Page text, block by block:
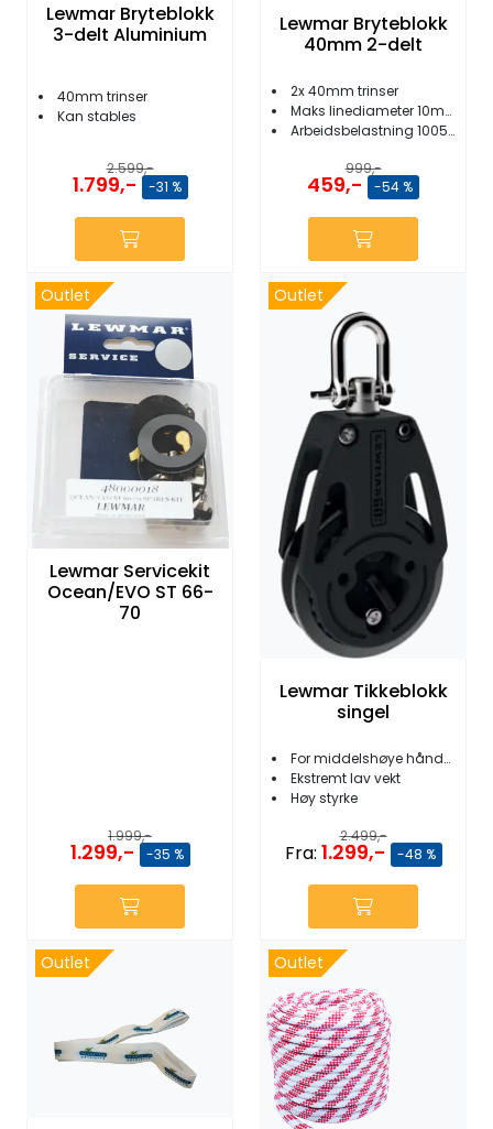
Lewmar Bryteblokk
3-delt Aluminium
40mm trinser
Kan stables
2.599,-
1.799,- -31 %
Lewmar Bryteblokk
40mm 2-delt
2x 40mm trinser
Maks linediameter 10mm
Arbeidsbelastning 1005 kg
999,-
459,- -54 %
Outlet
Lewmar Servicekit
Ocean/EVO ST 66-
70
1.999,-
1.299,- -35 %
Outlet
Lewmar Tikkeblokk
singel
For middelshøye håndholdte laster
Ekstremt lav vekt
Høy styrke
2.499,-
Fra: 1.299,- -48 %
Outlet Outlet